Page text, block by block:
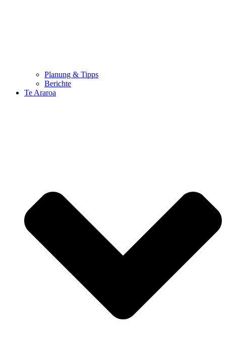
Planung & Tipps
Berichte
Te Araroa